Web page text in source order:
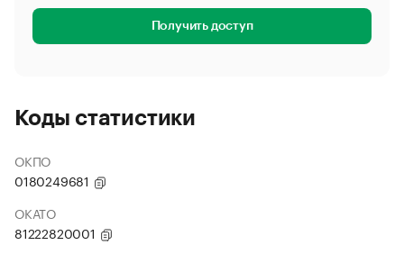
Получить доступ
Коды статистики
ОКПО
0180249681
ОКАТО
81222820001